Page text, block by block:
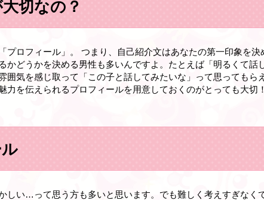
切なの？
ロフィール」。 つまり、自己紹介文はあなたの第一印象を決
どうかを決める男性も多いんですよ。たとえば「明るくて話
囲気を感じ取って「この子と話してみたいな」って思ってもら
を伝えられるプロフィールを用意しておくのがとっても大切
しい…って思う方も多いと思います。でも難しく考えすぎなく